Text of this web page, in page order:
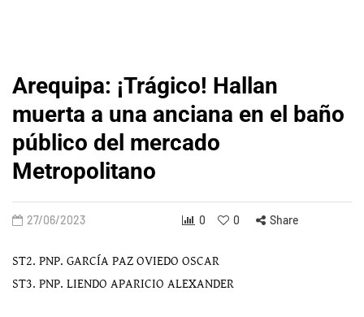
Arequipa: ¡Trágico! Hallan
muerta a una anciana en el baño
público del mercado
Metropolitano
27/06/2023 0 0 Share
ST2. PNP. GARCÍA PAZ OVIEDO OSCAR
ST3. PNP. LIENDO APARICIO ALEXANDER